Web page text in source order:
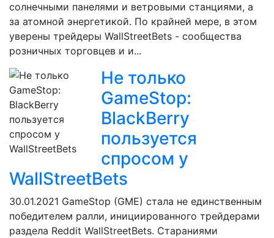
солнечными панелями и ветровыми станциями, а
за атомной энергетикой. По крайней мере, в этом
уверены трейдеры WallStreetBets - сообщества
розничных торговцев и и...
Не только
GameStop:
BlackBerry
пользуется
спросом у
WallStreetBets
30.01.2021 GameStop (GME) стала не единственным
победителем ралли, инициированного трейдерами
раздела Reddit WallStreetBets. Стараниями